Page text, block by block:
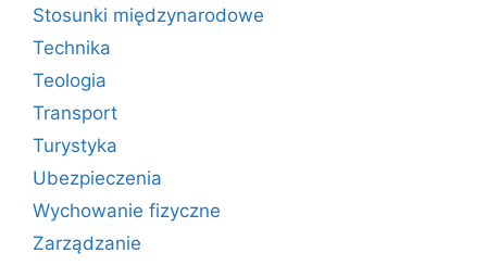
Stosunki międzynarodowe
Technika
Teologia
Transport
Turystyka
Ubezpieczenia
Wychowanie fizyczne
Zarządzanie